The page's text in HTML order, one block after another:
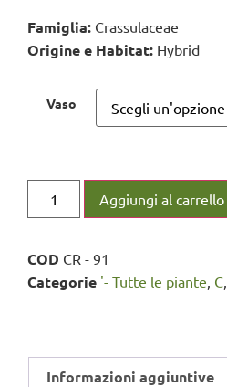
Famiglia: Crassulaceae
Origine e Habitat: Hybrid
Vaso
Aggiungi al carrello
COD CR - 91
Categorie '- Tutte le piante, C,
Informazioni aggiuntive